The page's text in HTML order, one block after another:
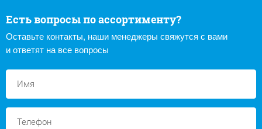
Есть вопросы по ассортименту?
Оставьте контакты, наши менеджеры свяжутся с вами
и ответят на все вопросы